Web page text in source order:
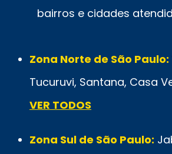
bairros e cidades
Zona Norte de São Paulo:
Tucuruvi, Santana, Casa
VER TODOS
Zona Sul de São Paulo: